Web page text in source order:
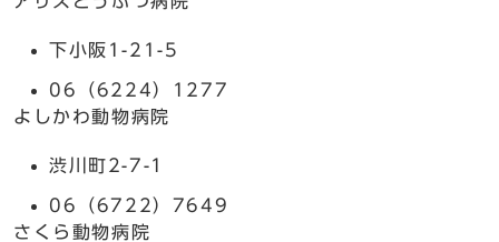
下小阪1-21-5
06（6224）1277
よしかわ動物病院
渋川町2-7-1
06（6722）7649
さくら動物病院